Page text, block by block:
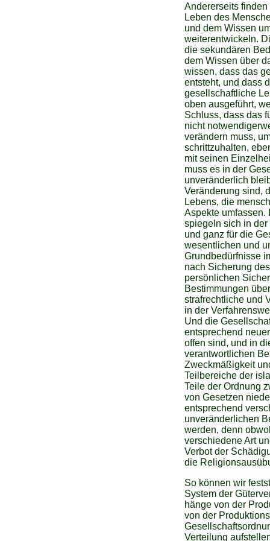
Andererseits
Leben des
und dem Wissen
weiterentwickeln.
die sekundären
dem Wissen über
wissen, dass das
entsteht, und dass
gesellschaftliche
oben ausgeführt,
Schluss, dass das
nicht
verändern muss,
schrittzuhalten,
mit seinen
muss es in der
unveränderlich
Veränderung sind,
Lebens, die
Aspekte
spiegeln sich in
und ganz für die
wesentlichen und
Grundbedürfnisse
nach Sicherung
persönlichen
Bestimmungen
strafrechtliche und
in der
Und die
entsprechend
offen sind, und in
verantwortlichen
Zweckmäßigkeit
Teilbereiche der
Teile der Ordnung
von Gesetzen
entsprechend
unveränderlichen
werden, denn
verschiedene Art
Verbot der
die
So können wir
System der
hänge von der
von der
Verteilung